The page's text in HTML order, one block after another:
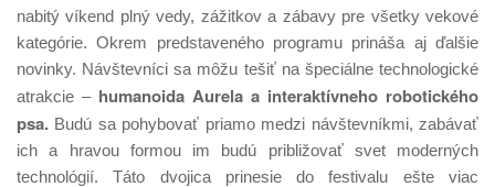
nabitý víkend plný vedy, zážitkov a zábavy pre všetky vekové
kategórie. Okrem predstaveného programu prináša aj ďalšie
novinky. Návštevníci sa môžu tešiť na špeciálne technologické
atrakcie – humanoida Aurela a interaktívneho robotického
psa. Budú sa pohybovať priamo medzi návštevníkmi, zabávať
ich a hravou formou im budú približovať svet moderných
technológií. Táto dvojica prinesie do festivalu ešte viac